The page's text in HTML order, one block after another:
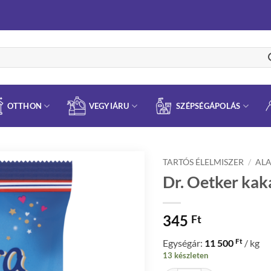
OTTHON VEGYIÁRU SZÉPSÉGÁPOLÁS
TARTÓS ÉLELMISZER /
Dr. Oetker
345 Ft
Egységár: 11 500 Ft / kg
13 készleten